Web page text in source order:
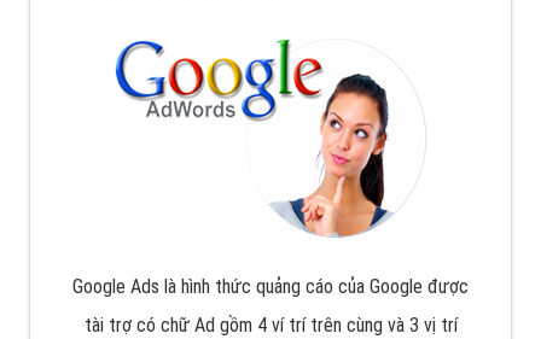
Google Ads là hình thức quảng cáo của Google được
tài trợ có chữ Ad gồm 4 ví trí trên cùng và 3 vị trí